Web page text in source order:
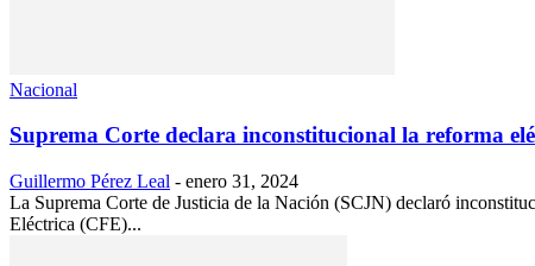
Nacional
Suprema Corte declara inconstitucional la reforma
Guillermo Pérez Leal - enero 31, 2024
La Suprema Corte de Justicia de la Nación (SCJN) declaró
Eléctrica (CFE)...